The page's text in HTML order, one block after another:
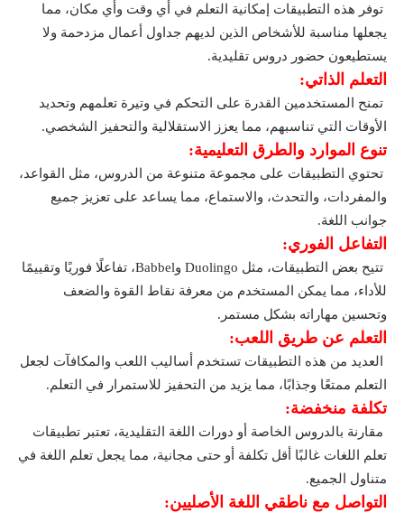
توفر هذه التطبيقات إمكانية التعلم في أي وقت وأي مكان، مما
يجعلها مناسبة للأشخاص الذين لديهم جداول أعمال مزدحمة ولا
يستطيعون حضور دروس تقليدية.
التعلم الذاتي:
تمنح المستخدمين القدرة على التحكم في وتيرة تعلمهم وتحديد
الأوقات التي تناسبهم، مما يعزز الاستقلالية والتحفيز الشخصي.
تنوع الموارد والطرق التعليمية:
تحتوي التطبيقات على مجموعة متنوعة من الدروس، مثل القواعد،
والمفردات، والتحدث، والاستماع، مما يساعد على تعزيز جميع
جوانب اللغة.
التفاعل الفوري:
تتيح بعض التطبيقات، مثل Duolingo وBabbel، تفاعلًا فوريًا وتقييمًا
للأداء، مما يمكن المستخدم من معرفة نقاط القوة والضعف
وتحسين مهاراته بشكل مستمر.
التعلم عن طريق اللعب:
العديد من هذه التطبيقات تستخدم أساليب اللعب والمكافآت لجعل
التعلم ممتعًا وجذابًا، مما يزيد من التحفيز للاستمرار في التعلم.
تكلفة منخفضة:
مقارنة بالدروس الخاصة أو دورات اللغة التقليدية، تعتبر تطبيقات
تعلم اللغات غالبًا أقل تكلفة أو حتى مجانية، مما يجعل تعلم اللغة في
متناول الجميع.
التواصل مع ناطقي اللغة الأصليين: